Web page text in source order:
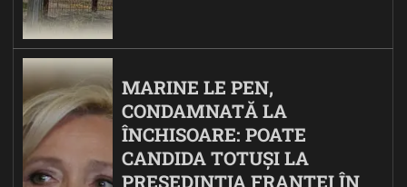
MARINE LE PEN,
CONDAMNATĂ LA
ÎNCHISOARE: POATE
CANDIDA TOTUȘI LA